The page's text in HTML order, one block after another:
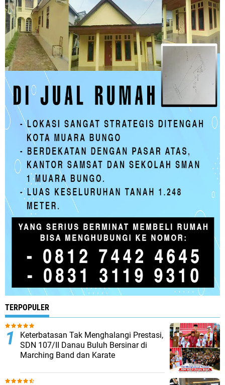
TERPOPULER
Keterbatasan Tak Menghalangi Prestasi,
SDN 107/II Danau Buluh Bersinar di
Marching Band dan Karate